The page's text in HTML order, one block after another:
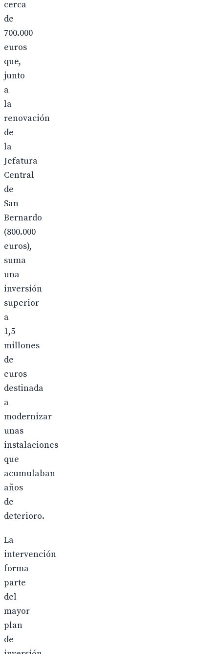
cerca
de
700.000
euros
que,
junto
a
la
renovación
de
la
Jefatura
Central
de
San
Bernardo
(800.000
euros),
suma
una
inversión
superior
a
1,5
millones
de
euros
destinada
a
modernizar
unas
instalaciones
que
acumulaban
años
de
deterioro.
La
intervención
forma
parte
del
mayor
plan
de